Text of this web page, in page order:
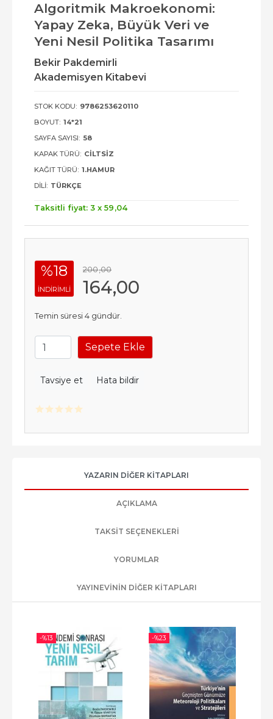
Algoritmik Makroekonomi:
Yapay Zeka, Büyük Veri ve
Yeni Nesil Politika Tasarımı
Bekir Pakdemirli
Akademisyen Kitabevi
STOK KODU: 9786253620110
BOYUT: 14*21
SAYFA SAYISI: 58
KAPAK TÜRÜ: CILTSIZ
KAĞIT TÜRÜ: 1.HAMUR
DILI: TÜRKÇE
Taksitli fiyat: 3 x 59 ,04
%18
INDIRIMLI
200,00
164,00
Temin süresi 4 gündür.
Sepete Ekle
Tavsiye et Hata bildir
YAZARIN DIĞER KITAPLARI
AÇIKLAMA
TAKSIT SEÇENEKLERI
YORUMLAR
YAYINEVININ DIĞER KITAPLARI
-%13 -%23